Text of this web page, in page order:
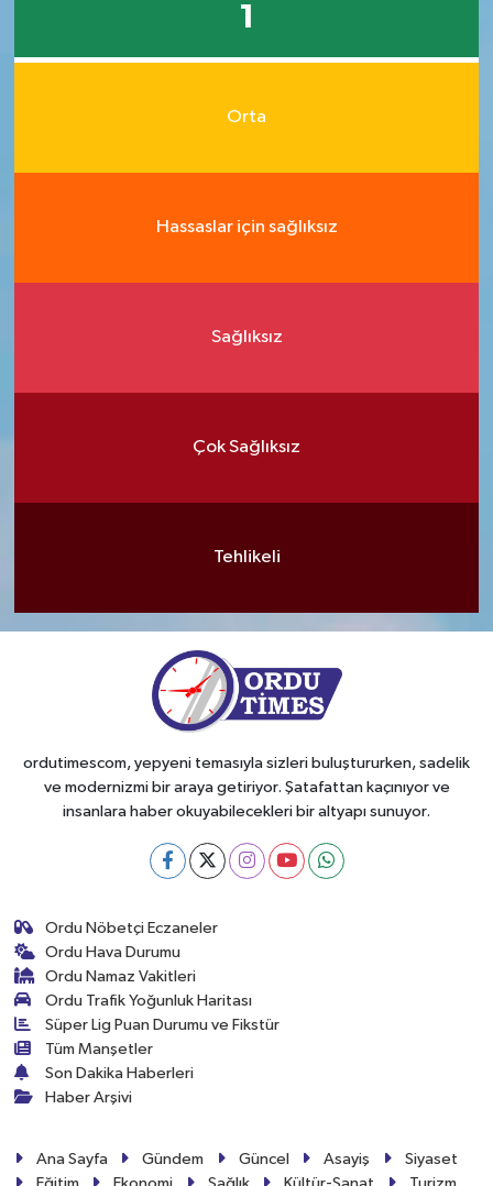
1
Orta
Hassaslar için sağlıksız
Sağlıksız
Çok Sağlıksız
Tehlikeli
ordutimescom, yepyeni temasıyla sizleri buluştururken, sadelik
ve modernizmi bir araya getiriyor. Şatafattan kaçınıyor ve
insanlara haber okuyabilecekleri bir altyapı sunuyor.
Ordu Nöbetçi Eczaneler
Ordu Hava Durumu
Ordu Namaz Vakitleri
Ordu Trafik Yoğunluk Haritası
Süper Lig Puan Durumu ve Fikstür
Tüm Manşetler
Son Dakika Haberleri
Haber Arşivi
Ana Sayfa Gündem Güncel Asayiş
Siyaset